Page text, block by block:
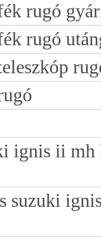
rugó
rugó
ignis ii
suzuki